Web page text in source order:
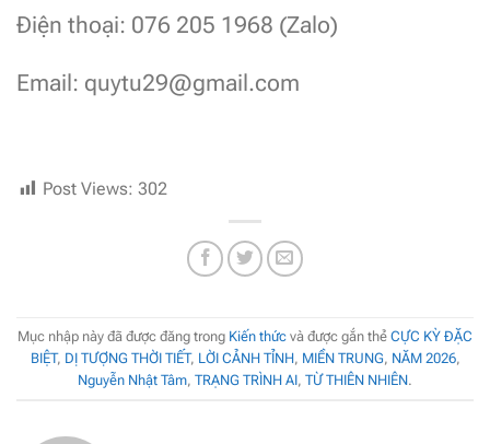
Điện thoại: 076 205 1968 (Zalo)
Email: quytu29@gmail.com
Post Views: 302
Mục nhập này đã được đăng trong Kiến thức và được gắn thẻ CỰC KỲ ĐẶC
BIỆT, DỊ TƯỢNG THỜI TIẾT, LỜI CẢNH TỈNH, MIỀN TRUNG, NĂM 2026,
Nguyễn Nhật Tâm, TRẠNG TRÌNH AI, TỪ THIÊN NHIÊN.